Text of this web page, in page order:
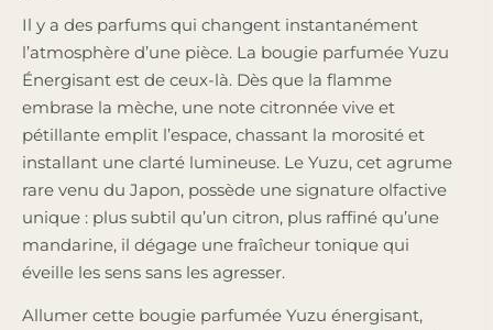
Il y a des parfums qui changent instantanément
l’atmosphère d’une pièce. La bougie parfumée Yuzu
Énergisant est de ceux-là. Dès que la flamme
embrase la mèche, une note citronnée vive et
pétillante emplit l’espace, chassant la morosité et
installant une clarté lumineuse. Le Yuzu, cet agrume
rare venu du Japon, possède une signature olfactive
unique : plus subtil qu’un citron, plus raffiné qu’une
mandarine, il dégage une fraîcheur tonique qui
éveille les sens sans les agresser.
Allumer cette bougie parfumée Yuzu énergisant,